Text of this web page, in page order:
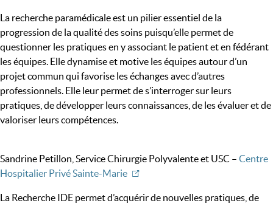
La recherche paramédicale est un pilier essentiel de la
progression de la qualité des soins puisqu’elle permet de
questionner les pratiques en y associant le patient et en fédérant
les équipes. Elle dynamise et motive les équipes autour d’un
projet commun qui favorise les échanges avec d’autres
professionnels. Elle leur permet de s’interroger sur leurs
pratiques, de développer leurs connaissances, de les évaluer et de
valoriser leurs compétences.
Sandrine Petillon, Service Chirurgie Polyvalente et USC – Centre
Hospitalier Privé Sainte-Marie
La Recherche IDE permet d’acquérir de nouvelles pratiques, de